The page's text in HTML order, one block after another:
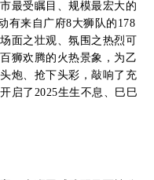
最受瞩目、规模最宏大的
有来自广府8大狮队的178
面之壮观、氛围之热烈可
狮欢腾的火热景象，为乙
炮、抢下头彩，敲响了充
启了2025生生不息、巳巳